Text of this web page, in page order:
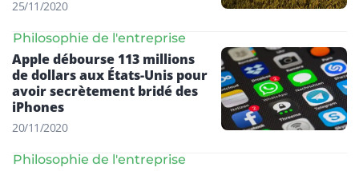
25/11/2020
Philosophie de l'entreprise
Apple débourse 113 millions
de dollars aux États-Unis pour
avoir secrètement bridé des
iPhones
20/11/2020
Philosophie de l'entreprise